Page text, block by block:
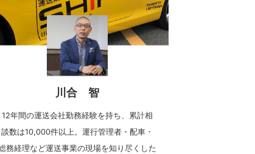
川合 智
12年間の運送会社勤務経験を持ち、累計相
談数は10,000件以上。運行管理者・配車・
務経理など運送事業の現場を知り尽くした